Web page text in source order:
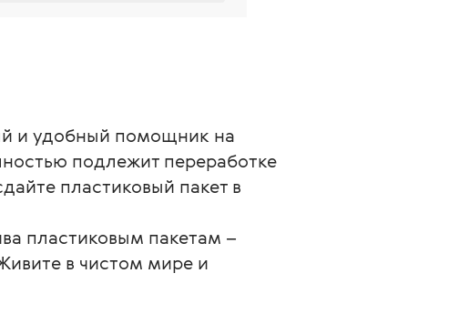
и удобный помощник на
подлежит переработке
пластиковый пакет в
пластиковым пакетам –
в чистом мире и